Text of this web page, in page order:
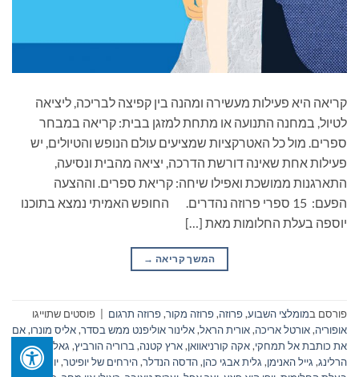
קריאה היא פעילות מעשירה ומהנה בין קפיצה לבריכה, ליציאה
לטיול, במחנה התנועה או מתחת למזגן בבית: קריאה במבחר
ספרים. מול כל האטרקציות שמציעים עולם הנופש והטיולים, יש
פעילות אחת שאינה דורשת הדרכה, יציאה מהבית ונסיעה,
התארגנות ממושכת ואפילו שיחה: קריאת ספרים. וההצעה
הפעם: 15 ספרי פרוזה נהדרים. החופש האמיתי נמצא בתוכנו
יוספה בעלת החלומות מאת […]
המשך קריאה →
פורסם במומלצי השבוע,פרוזה,פרוזה מקור,פרוזה תרגום
פוסטים שתוייגו
אופוריה,אורטל אריכה,אורית הראל,אלינור אוליפנט ממש בסדר,אליס מונרו,אם
את כותבת אל תמחקי,אקה קורניאוואן,ארץ קטנה,ברוריה הורביץ, גאל פיי,גיא
הרלינג, גייל האנימן, גלית אבגי כהן,הדסה הנדלר,הירחים של יופיטר,יוספה